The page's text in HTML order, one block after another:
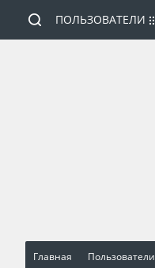
Главная Пользователи
ПОЛЬЗОВАТЕЛИ